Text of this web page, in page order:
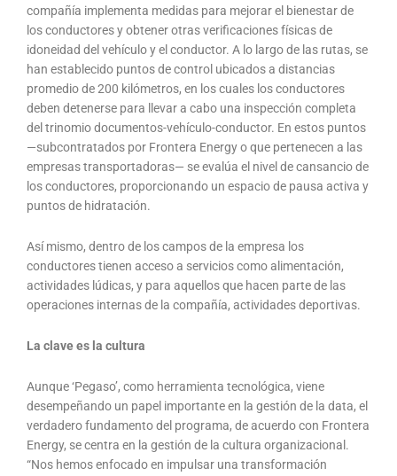
compañía implementa medidas para mejorar el bienestar de
los conductores y obtener otras verificaciones físicas de
idoneidad del vehículo y el conductor. A lo largo de las rutas, se
han establecido puntos de control ubicados a distancias
promedio de 200 kilómetros, en los cuales los conductores
deben detenerse para llevar a cabo una inspección completa
del trinomio documentos-vehículo-conductor. En estos puntos
—subcontratados por Frontera Energy o que pertenecen a las
empresas transportadoras— se evalúa el nivel de cansancio de
los conductores, proporcionando un espacio de pausa activa y
puntos de hidratación.
Así mismo, dentro de los campos de la empresa los
conductores tienen acceso a servicios como alimentación,
actividades lúdicas, y para aquellos que hacen parte de las
operaciones internas de la compañía, actividades deportivas.
La clave es la cultura
Aunque ‘Pegaso’, como herramienta tecnológica, viene
desempeñando un papel importante en la gestión de la data, el
verdadero fundamento del programa, de acuerdo con Frontera
Energy, se centra en la gestión de la cultura organizacional.
“Nos hemos enfocado en impulsar una transformación